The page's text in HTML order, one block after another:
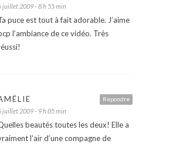
juillet 2009 - 8 h 55 min
puce est tout à fait adorable. J’aime
l’ambiance de ce vidéo. Très
Répondre
juillet 2009 - 9 h 05 min
beautés toutes les deux! Elle a
l’air d’une compagne de